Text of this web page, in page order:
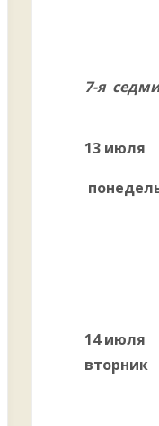
7-я
13 июля
14 июля
вторник